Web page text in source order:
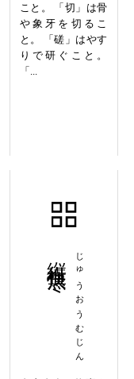
こと。 「切」は骨
や象牙を切るこ
と。 「磋」はやす
りで研ぐこと。
「...
じゅうおうむじん